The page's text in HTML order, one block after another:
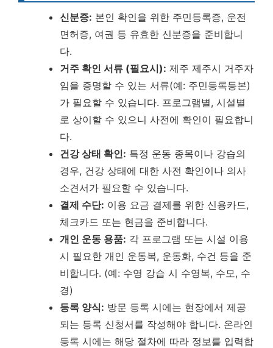
신분증: 본인 확인을 위한 주민등록증, 운전
면허증, 여권 등 유효한 신분증을 준비합니
다.
거주 확인 서류 (필요시): 제주 제주시 거주자
임을 증명할 수 있는 서류(예: 주민등록등본)
가 필요할 수 있습니다. 프로그램별, 시설별
로 상이할 수 있으니 사전에 확인이 필요합니
다.
건강 상태 확인: 특정 운동 종목이나 강습의
경우, 건강 상태에 대한 사전 확인이나 의사
소견서가 필요할 수 있습니다.
결제 수단: 이용 요금 결제를 위한 신용카드,
체크카드 또는 현금을 준비합니다.
개인 운동 용품: 각 프로그램 또는 시설 이용
시 필요한 개인 운동복, 운동화, 수건 등을 준
비합니다. (예: 수영 강습 시 수영복, 수모, 수
경)
등록 양식: 방문 등록 시에는 현장에서 제공
되는 등록 신청서를 작성해야 합니다. 온라인
등록 시에는 해당 절차에 따라 정보를 입력합